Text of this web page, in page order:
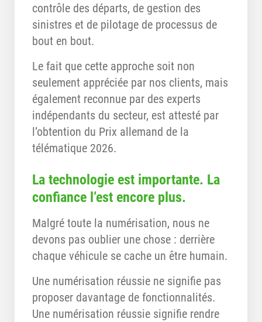
contrôle des départs, de gestion des
sinistres et de pilotage de processus de
bout en bout.
Le fait que cette approche soit non
seulement appréciée par nos clients, mais
également reconnue par des experts
indépendants du secteur, est attesté par
l’obtention du Prix allemand de la
télématique 2026.
La technologie est importante. La
confiance l’est encore plus.
Malgré toute la numérisation, nous ne
devons pas oublier une chose : derrière
chaque véhicule se cache un être humain.
Une numérisation réussie ne signifie pas
proposer davantage de fonctionnalités.
Une numérisation réussie signifie rendre